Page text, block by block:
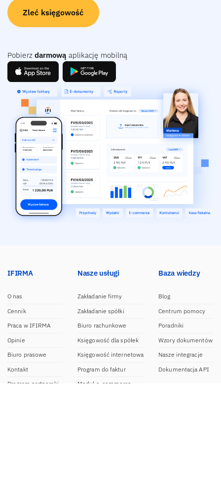
Zleć księgowość
Pobierz darmową aplikację mobilną
IFIRMA
O nas
Cennik
Praca w IFIRMA
Opinie
Biuro prasowe
Kontakt
Program partnerski
Nasze usługi
Zakładanie firmy
Zakładanie spółki
Biuro rachunkowe
Księgowość dla spółek
Księgowość internetowa
Program do faktur
Moduł e-commerce
Baza wiedzy
Blog
Centrum pomocy
Poradniki
Wzory dokumentów
Nasze integracje
Dokumentacja API